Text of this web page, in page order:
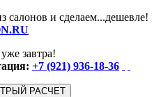
салонов и сделаем...дешевле!
завтра!
+7 (921) 936-18-36
РАСЧЕТ